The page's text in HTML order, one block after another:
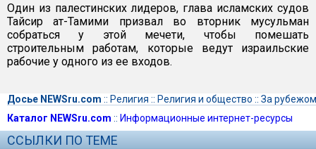
Один из палестинских лидеров, глава исламских судов
Тайсир ат-Тамими призвал во вторник мусульман
собраться у этой мечети, чтобы помешать
строительным работам, которые ведут израильские
рабочие у одного из ее входов.
Досье NEWSru.com :: Религия :: Религия и общество :: За рубежом
Каталог NEWSru.com :: Информационные интернет-ресурсы
ССЫЛКИ ПО ТЕМЕ